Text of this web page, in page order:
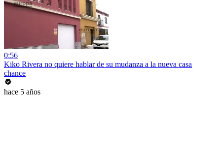
0:56
Kiko Rivera no quiere hablar de su mudanza a la nueva casa
chance
hace 5 años